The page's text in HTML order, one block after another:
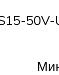
50V-